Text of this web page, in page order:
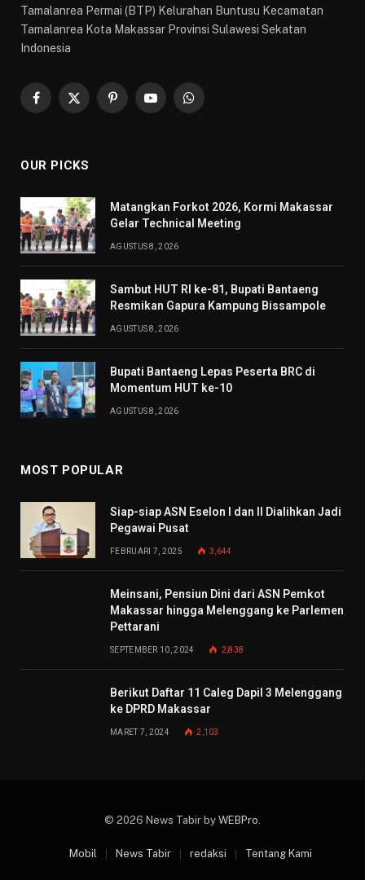
Tamalanrea Permai (BTP) Kelurahan Buntusu Kecamatan
Tamalanrea Kota Makassar Provinsi Sulawesi Sekatan
Indonesia
Facebook
X
PinterestYouTubeWhatsApp
OUR PICKS
Matangkan Forkot 2026, Kormi Makassar
Gelar Technical Meeting
AGUSTUS 8, 2026
Sambut HUT RI ke-81, Bupati Bantaeng
Resmikan Gapura Kampung Bissampole
AGUSTUS 8, 2026
Bupati Bantaeng Lepas Peserta BRC di
Momentum HUT ke-10
AGUSTUS 8, 2026
MOST POPULAR
Siap-siap ASN Eselon I dan II Dialihkan Jadi
Pegawai Pusat
FEBRUARI 7, 2025 3,644
Meinsani, Pensiun Dini dari ASN Pemkot
Makassar hingga Melenggang ke Parlemen
Pettarani
SEPTEMBER 10, 2024 2,838
Berikut Daftar 11 Caleg Dapil 3 Melenggang
ke DPRD Makassar
MARET 7, 2024 2,103
© 2026 News Tabir by WEBPro
Mobil News Tabir redaksi Tentang Kami